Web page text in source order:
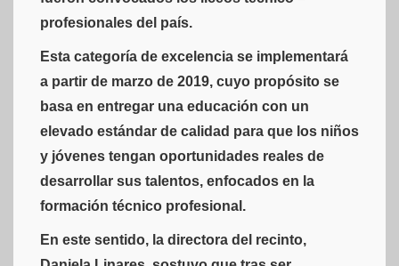
profesionales del país.
Esta categoría de excelencia se implementará
a partir de marzo de 2019, cuyo propósito se
basa en entregar una educación con un
elevado estándar de calidad para que los niños
y jóvenes tengan oportunidades reales de
desarrollar sus talentos, enfocados en la
formación técnico profesional.
En este sentido, la directora del recinto,